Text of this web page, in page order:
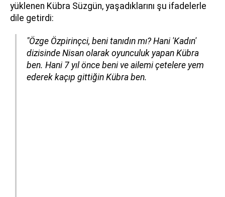
yüklenen Kübra Süzgün, yaşadıklarını şu ifadelerle
dile getirdi:
"Özge Özpirinçci, beni tanıdın mı? Hani 'Kadın'
dizisinde Nisan olarak oyunculuk yapan Kübra
ben. Hani 7 yıl önce beni ve ailemi çetelere yem
ederek kaçıp gittiğin Kübra ben.